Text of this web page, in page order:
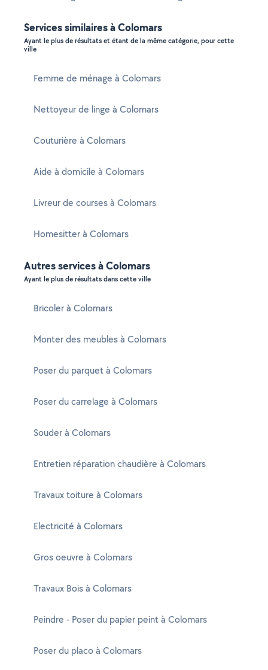
Services similaires à Colomars
Ayant le plus de résultats et étant de la même catégorie, pour cette
ville
Femme de ménage à Colomars
Nettoyeur de linge à Colomars
Couturière à Colomars
Aide à domicile à Colomars
Livreur de courses à Colomars
Homesitter à Colomars
Autres services à Colomars
Ayant le plus de résultats dans cette ville
Bricoler à Colomars
Monter des meubles à Colomars
Poser du parquet à Colomars
Poser du carrelage à Colomars
Souder à Colomars
Entretien réparation chaudière à Colomars
Travaux toiture à Colomars
Electricité à Colomars
Gros oeuvre à Colomars
Travaux Bois à Colomars
Peindre - Poser du papier peint à Colomars
Poser du placo à Colomars